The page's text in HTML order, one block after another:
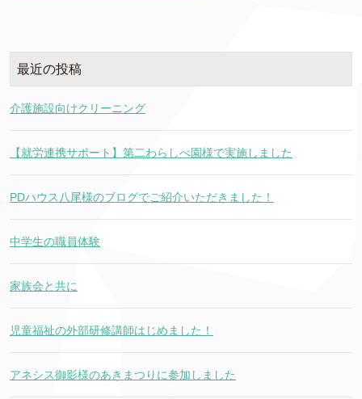
最近の投稿
介護施設向けクリーニング
【就労連携サポート】第二わらしべ園様で実施しました
PDハウス八尾様のブログでご紹介いただきました！
中学生の職員体験
家族会と共に
児童福祉の外部研修講師はじめました！
アネシス御影様のあきまつりに参加しました